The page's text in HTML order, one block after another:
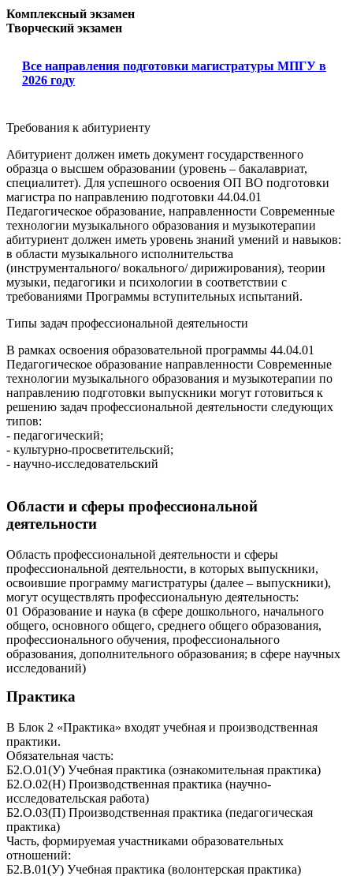
Комплексный экзамен
Творческий экзамен
Все направления подготовки магистратуры МПГУ в
2026 году
Требования к абитуриенту
Абитуриент должен иметь документ государственного
образца о высшем образовании (уровень – бакалавриат,
специалитет). Для успешного освоения ОП ВО подготовки
магистра по направлению подготовки 44.04.01
Педагогическое образование, направленности Современные
технологии музыкального образования и музыкотерапии
абитуриент должен иметь уровень знаний умений и навыков:
в области музыкального исполнительства
(инструментального/ вокального/ дирижирования), теории
музыки, педагогики и психологии в соответствии с
требованиями Программы вступительных испытаний.
Типы задач профессиональной деятельности
В рамках освоения образовательной программы 44.04.01
Педагогическое образование направленности Современные
технологии музыкального образования и музыкотерапии по
направлению подготовки выпускники могут готовиться к
решению задач профессиональной деятельности следующих
типов:
- педагогический;
- культурно-просветительский;
- научно-исследовательский
Области и сферы профессиональной
деятельности
Область профессиональной деятельности и сферы
профессиональной деятельности, в которых выпускники,
освоившие программу магистратуры (далее – выпускники),
могут осуществлять профессиональную деятельность:
01 Образование и наука (в сфере дошкольного, начального
общего, основного общего, среднего общего образования,
профессионального обучения, профессионального
образования, дополнительного образования; в сфере научных
исследований)
Практика
В Блок 2 «Практика» входят учебная и производственная
практики.
Обязательная часть:
Б2.О.01(У) Учебная практика (ознакомительная практика)
Б2.О.02(Н) Производственная практика (научно-
исследовательская работа)
Б2.О.03(П) Производственная практика (педагогическая
практика)
Часть, формируемая участниками образовательных
отношений:
Б2.В.01(У) Учебная практика (волонтерская практика)